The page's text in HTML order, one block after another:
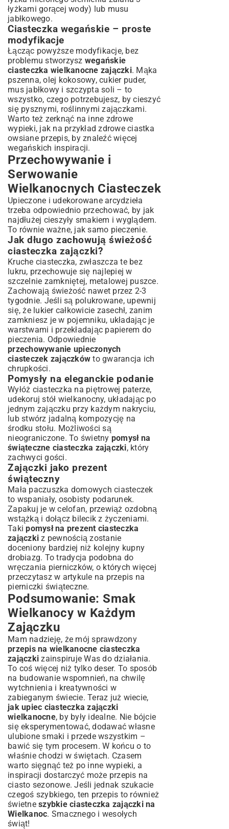
łyżkami gorącej wody) lub musu
jabłkowego.
Ciasteczka wegańskie – proste
modyfikacje
Łącząc powyższe modyfikacje, bez
problemu stworzysz wegańskie
ciasteczka wielkanocne zajączki. Mąka
pszenna, olej kokosowy, cukier puder,
mus jabłkowy i szczypta soli – to
wszystko, czego potrzebujesz, by cieszyć
się pysznymi, roślinnymi zajączkami.
Warto też zerknąć na inne zdrowe
wypieki, jak na przykładzdrowe ciastka
owsiane przepis, by znaleźć więcej
wegańskich inspiracji.
Przechowywanie i
Serwowanie
Wielkanocnych Ciasteczek
Upieczone i udekorowane arcydzieła
trzeba odpowiednio przechować, by jak
najdłużej cieszyły smakiem i wyglądem.
To równie ważne, jak samo pieczenie.
Jak długo zachowują świeżość
ciasteczka zajączki?
Kruche ciasteczka, zwłaszcza te bez
lukru, przechowuje się najlepiej w
szczelnie zamkniętej, metalowej puszce.
Zachowają świeżość nawet przez 2-3
tygodnie. Jeśli są polukrowane, upewnij
się, że lukier całkowicie zasechł, zanim
zamkniesz je w pojemniku, układając je
warstwami i przekładając papierem do
pieczenia. Odpowiednie
przechowywanie upieczonych
ciasteczek zajączków to gwarancja ich
chrupkości.
Pomysły na eleganckie podanie
Wyłóż ciasteczka na piętrowej paterze,
udekoruj stół wielkanocny, układając po
jednym zajączku przy każdym nakryciu,
lub stwórz jadalną kompozycję na
środku stołu. Możliwości są
nieograniczone. To świetny pomysł na
świąteczne ciasteczka zajączki, który
zachwyci gości.
Zajączki jako prezent
świąteczny
Mała paczuszka domowych ciasteczek
to wspaniały, osobisty podarunek.
Zapakuj je w celofan, przewiąż ozdobną
wstążką i dołącz bilecik z życzeniami.
Takipomysł na prezent ciasteczka
zajączki z pewnością zostanie
doceniony bardziej niż kolejny kupny
drobiazg. To tradycja podobna do
wręczania pierniczków, o których więcej
przeczytasz w artykule na przepis na
pierniczki świąteczne.
Podsumowanie: Smak
Wielkanocy w Każdym
Zajączku
Mam nadzieję, że mój sprawdzony
przepis na wielkanocne ciasteczka
zajączki zainspiruje Was do działania.
To coś więcej niż tylko deser. To sposób
na budowanie wspomnień, na chwilę
wytchnienia i kreatywności w
zabieganym świecie. Teraz już wiecie,
jak upiec ciasteczka zajączki
wielkanocne, by były idealne. Nie bójcie
się eksperymentować, dodawać własne
ulubione smaki i przede wszystkim –
bawić się tym procesem. W końcu o to
właśnie chodzi w świętach. Czasem
warto sięgnąć też po inne wypieki, a
inspiracji dostarczyć może przepis na
ciasto sezonowe. Jeśli jednak szukacie
czegoś szybkiego, ten przepis to również
świetne szybkie ciasteczka zajączki na
Wielkanoc. Smacznego i wesołych
świąt!